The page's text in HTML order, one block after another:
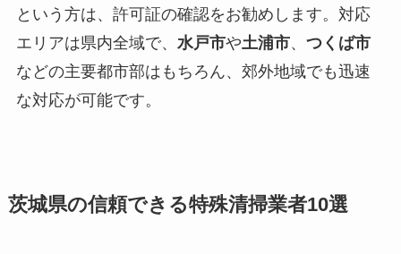
という方は、許可証の確認をお勧めします。対応
エリアは県内全域で、 水戸市や土浦市、 つくば市
などの主要都市部はもちろん、郊外地域でも迅速
な対応が可能です。
茨城県の信頼できる特殊清掃業者10選